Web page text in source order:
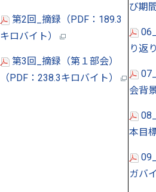
第2回_摘録（PDF：189.3
キロバイト）
第3回_摘録（第１部会）
（PDF：238.3キロバイト）
び期
り返
会背
本目
ガバ